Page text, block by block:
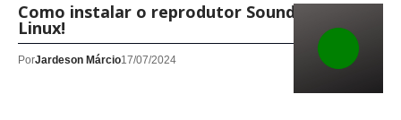
Como instalar o reprodutor Soundscape no
Linux!
PorJardeson Márcio17/07/2024